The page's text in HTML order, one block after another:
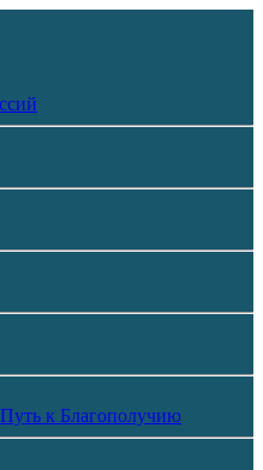
к Благополучию